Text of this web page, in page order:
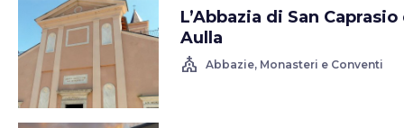
L’Abbazia di San Caprasio
Aulla
church Abbazie, Monasteri e Conventi